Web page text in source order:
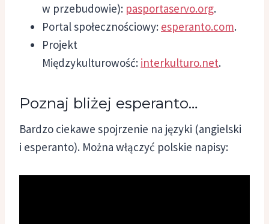
w przebudowie): pasportaservo.org.
Portal społecznościowy: esperanto.com.
Projekt
Międzykulturowość: interkulturo.net.
Poznaj bliżej esperanto…
Bardzo ciekawe spojrzenie na języki (angielski
i esperanto). Można włączyć polskie napisy: